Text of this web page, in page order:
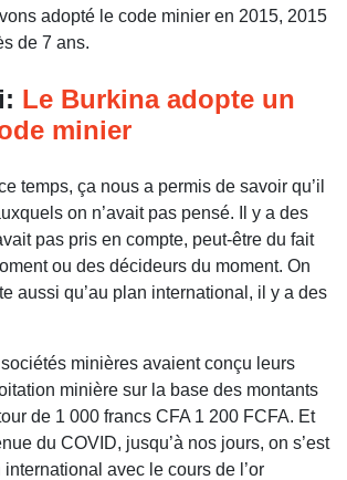
adopté le code minier en 2015, 2015
de 7 ans.
Le Burkina adopte un
minier
temps, ça nous a permis de savoir qu’il
on n’avait pas pensé. Il y a des
pas pris en compte, peut-être du fait
ou des décideurs du moment. On
aussi qu’au plan international, il y a des
minières avaient conçu leurs
minière sur la base des montants
de 1 000 francs CFA 1 200 FCFA. Et
du COVID, jusqu’à nos jours, on s’est
avec le cours de l’or